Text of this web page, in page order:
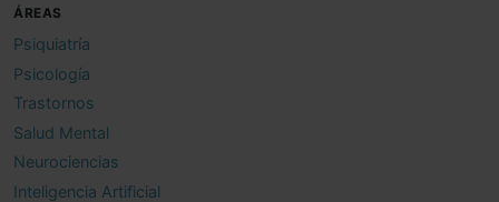
ÁREAS
Psiquiatría
Psicología
Trastornos
Salud Mental
Neurociencias
Inteligencia Artificial